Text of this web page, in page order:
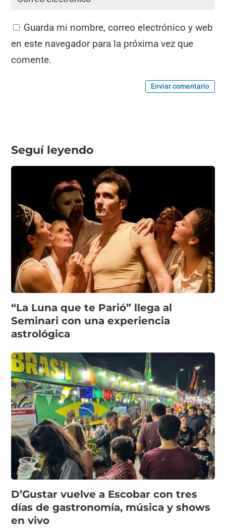
Guarda mi nombre, correo electrónico y web
en este navegador para la próxima vez que
comente.
Enviar comentario
Seguí leyendo
“La Luna que te Parió” llega al
Seminari con una experiencia
astrológica
D’Gustar vuelve a Escobar con tres
días de gastronomía, música y shows
en vivo